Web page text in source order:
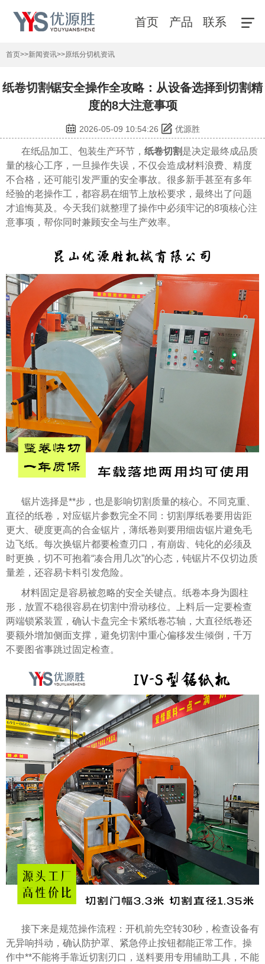
首页 产品 联系
首页>>新闻资讯>>原纸分切机资讯
纸卷切割锯安全操作全攻略：从设备选择到切割精
度的8大注意事项
2026-05-09 10:54:26 优源胜
在纸品加工、包装生产环节， 纸卷切割是决定最终成品质
量的核心工序，一旦操作失误，不仅会造成材料浪费、精度
不合格，还可能引发严重的安全事故。很多新手甚至有多年
经验的老操作工，都容易在细节上放松要求，最终出了问题
才追悔莫及。今天我们就整理了操作中必须牢记的8项核心注
意事项，帮你同时兼顾安全与生产效率。
锯片选择是**步，也是影响切割质量的核心。不同克重、
直径的纸卷，对应锯片参数完全不同：切割厚纸卷要用齿距
更大、硬度更高的合金锯片，薄纸卷则要用细齿锯片避免毛
边飞纸。每次换锯片都要检查刃口，有崩齿、钝化的必须及
时更换，切不可抱着“凑合用几次”的心态，钝锯片不仅切边质
量差，还容易卡料引发危险。
材料固定是容易被忽略的安全关键点。纸卷本身为圆柱
形，放置不稳很容易在切割中滑动移位。上料后一定要检查
两端锁紧装置，确认卡盘完全卡紧纸卷芯轴，大直径纸卷还
要额外增加侧面支撑，避免切割中重心偏移发生倾倒，千万
不要图省事跳过固定检查。
接下来是规范操作流程：开机前先空转30秒，检查设备有
无异响抖动，确认防护罩、紧急停止按钮都能正常工作。操
作中**不能将手靠近切割刃口，送料要用专用辅助工具，不能